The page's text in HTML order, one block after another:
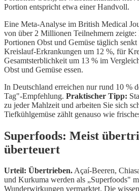
Portion entspricht etwa einer Handvoll.
Eine Meta-Analyse im British Medical
von über 2 Millionen Teilnehmern
Portionen Obst und Gemüse täglich
Kreislauf-Erkrankungen um 12 %, für
Gesamtsterblichkeit um 13 % im
Obst und Gemüse essen.
In Deutschland erreichen nur rund 10 %
Tag"-Empfehlung. Praktischer Tipp:
zu jeder Mahlzeit und arbeiten Sie sich
Tiefkühlgemüse zählt genauso wie
Superfoods: Meist
überteuert
Urteil: Übertrieben.Açaí-Beeren,
und Kurkuma werden als „Superfoods"
Wunderwirkungen vermarktet. Die